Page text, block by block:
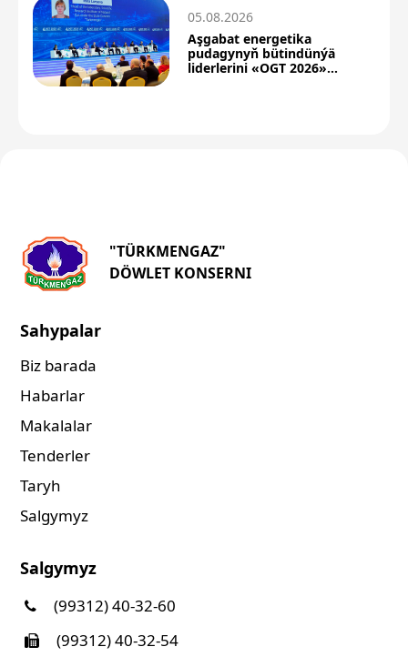
05.08.2026
Aşgabat energetika
pudagynyň bütindünýä
liderlerini «OGT 2026»
"TÜRKMENGAZ"
DÖWLET KONSERNI
Sahypalar
Biz barada
Habarlar
Makalalar
Tenderler
Taryh
Salgymyz
Salgymyz
(99312) 40-32-60
(99312) 40-32-54